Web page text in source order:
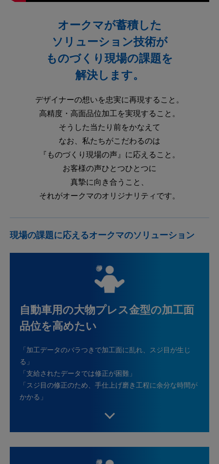
オークマが蓄積した
ソリューション技術が
ものづくり現場の課題を
解決します。
デザイナーの想いを忠実に再現すること。
高精度・高面品位加工を実現すること。
そうした当たり前をかなえて
なお、私たちがこだわるのは
『ものづくり現場の声』に応えること。
お客様の声ひとつひとつに
真摯に向き合うこと、
それがオークマのオリジナリティです。
現場の課題に応えるオークマのソリューション
自動車用の大物プレス金型の加工面
品位を高めたい
「加工データのバラつきで加工面に乱れ、スジ目が生じ
る」
「支給されたデータでは修正が困難」
「スジ目の修正のため、手仕上げ磨き工程に余分な時間が
かかる」